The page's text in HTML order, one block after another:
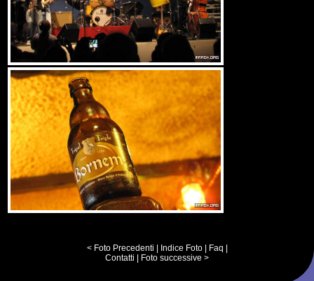
< Foto Precedenti Indice Foto| Faq
Contatti
Foto successive >